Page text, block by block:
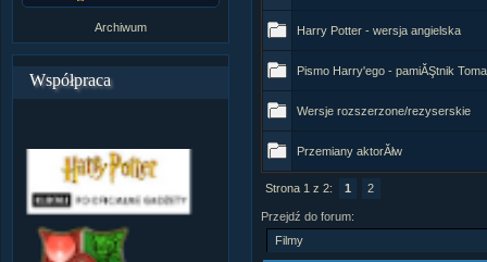
Archiwum
Współpraca
Harry Potter - wersja angielska
Pismo Harry'ego - pamiĂŞtnik Toma
Wersje rozszerzone/rezyserskie
Przemiany aktorĂłw
Strona 1 z 2: 1 2
Przejdź do forum: